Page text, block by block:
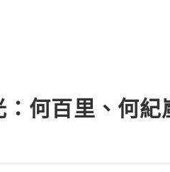
何百里、何紀